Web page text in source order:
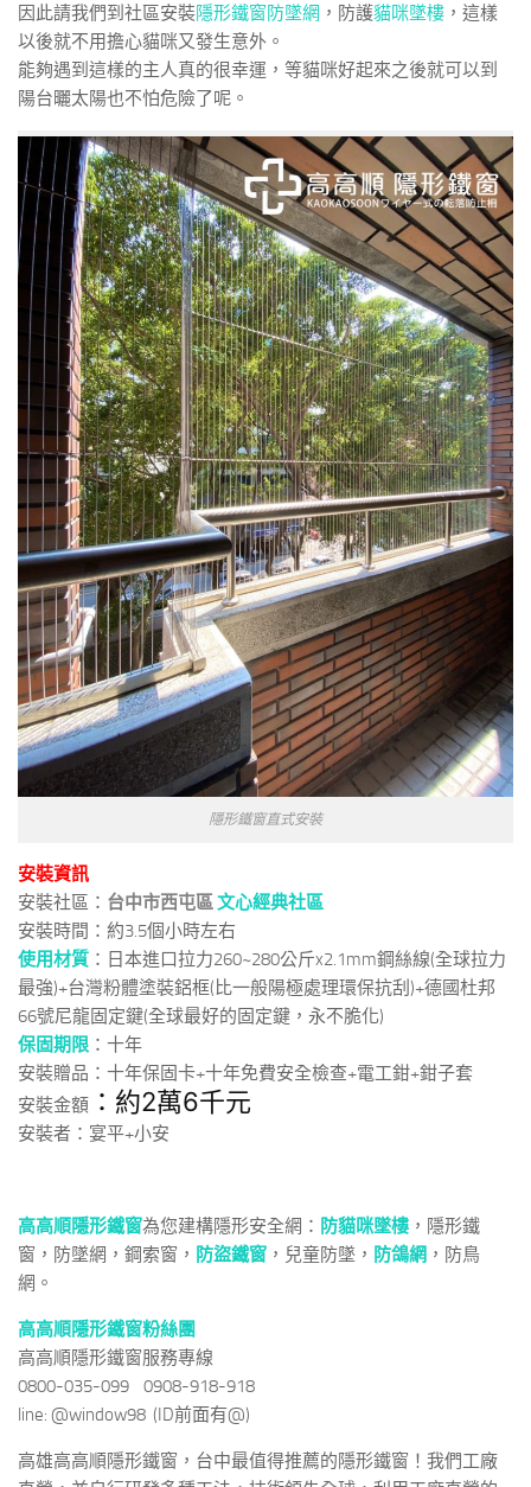
因此請我們到社區安裝隱形鐵窗防墜網 ，防護貓咪墜樓 ，這樣
以後就不用擔心貓咪又發生意外。
能夠遇到這樣的主人真的很幸運，等貓咪好起來之後就可以到
陽台曬太陽也不怕危險了呢。
隱形鐵窗直式安裝
安裝資訊
安裝社區： 台中市西屯區文心經典社區
安裝時間：約3.5個小時左右
使用材質 ：日本進口拉力260~280公斤x2.1mm鋼絲線(全球拉力
最強)+台灣粉體塗裝鋁框(比一般陽極處理環保抗刮)+德國杜邦
66號尼龍固定鍵(全球最好的固定鍵，永不脆化)
保固期限 ：十年
安裝贈品：十年保固卡+十年免費安全檢查+電工鉗+鉗子套
安裝金額 ：約2萬6千元
安裝者：宴平+小安
高高順隱形鐵窗為您建構隱形安全網： 防貓咪墜樓 ，隱形鐵
窗，防墜網，鋼索窗， 防盜鐵窗 ，兒童防墜， 防鴿網 ，防鳥
網。
高高順隱形鐵窗粉絲團
高高順隱形鐵窗服務專線
0800-035-099 0908-918-918
line: @window98 (ID前面有@)
高雄高高順隱形鐵窗，台中最值得推薦的隱形鐵窗！我們工廠